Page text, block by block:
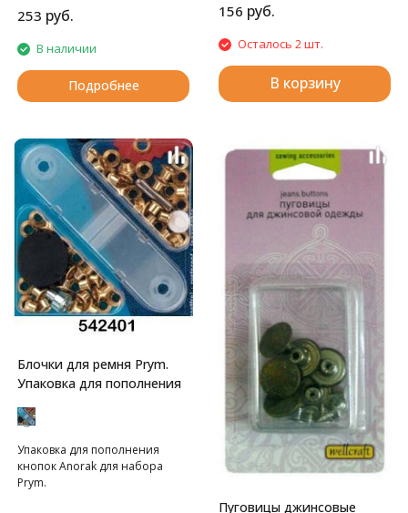
обеспечения толщины между
слоями ткани не менее 1-2 мм
используйте подкладочную
ткань. Всегда работайте на
плоской устойчивой
поверхности, защищенной
инструмент арт. 408.NT.
253 руб.
В наличии
Подробнее
156 руб.
Осталось 2 шт.
В корзину
Блочки для ремня Prym.
Упаковка для пополнения
Упаковка для пополнения
кнопок Anorak для набора
Prym.
Пуговицы джинсовые